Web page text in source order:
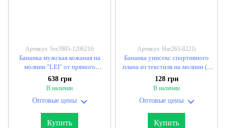
Артикул: Ser3905-120621fi
Бананка мужская кожаная на
молнии "LEI" от прямого
поставщика
638 грн
В наличии
Оптовые цены
Купить
Артикул: Har263-8221i
Бананка унисекс спортивного
плана из текстиля на молнии (4
цв.) "GOLD" от прямого
поставщика
128 грн
В наличии
Оптовые цены
Купить